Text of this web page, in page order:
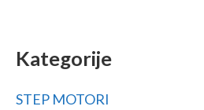
Kategorije
STEP MOTORI